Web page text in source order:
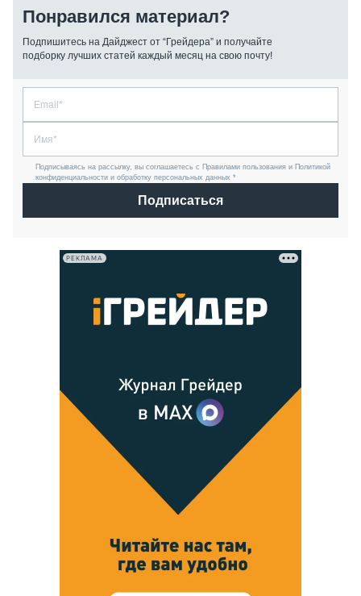
Понравился материал?
Подпишитесь на Дайджест от “Грейдера” и получайте
подборку лучших статей каждый месяц на свою почту!
Подписываясь на рассылку, вы соглашаетесь с Правилами пользования и Политикой
конфиденциальности и обработку персональных данных *
Подписаться
РЕКЛАМА